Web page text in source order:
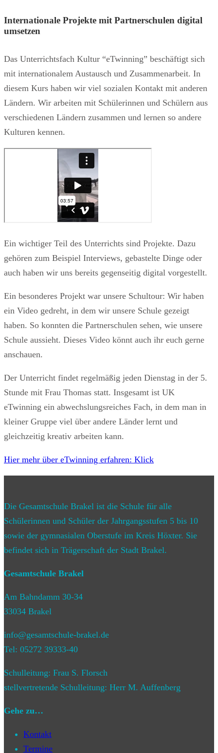
Internationale Projekte mit Partnerschulen digital
umsetzen
Das Unterrichtsfach Kultur “eTwinning” beschäftigt sich
mit internationalem Austausch und Zusammenarbeit. In
diesem Kurs haben wir viel sozialen Kontakt mit anderen
Ländern. Wir arbeiten mit Schülerinnen und Schülern aus
verschiedenen Ländern zusammen und lernen so andere
Kulturen kennen.
Ein wichtiger Teil des Unterrichts sind Projekte. Dazu
gehören zum Beispiel Interviews, gebastelte Dinge oder
auch haben wir uns bereits gegenseitig digital vorgestellt.
Ein besonderes Projekt war unsere Schultour: Wir haben
ein Video gedreht, in dem wir unsere Schule gezeigt
haben. So konnten die Partnerschulen sehen, wie unsere
Schule aussieht. Dieses Video könnt auch ihr euch gerne
anschauen.
Der Unterricht findet regelmäßig jeden Dienstag in der 5.
Stunde mit Frau Thomas statt. Insgesamt ist UK
eTwinning ein abwechslungsreiches Fach, in dem man in
kleiner Gruppe viel über andere Länder lernt und
gleichzeitig kreativ arbeiten kann.
Hier mehr über eTwinning erfahren: Klick
Die Gesamtschule Brakel ist die Schule für alle
Schülerinnen und Schüler der Jahrgangsstufen 5 bis 10
sowie der gymnasialen Oberstufe im Kreis Höxter. Sie
befindet sich in Trägerschaft der Stadt Brakel.
Gesamtschule Brakel
Am Bahndamm 30-34
33034 Brakel
info@gesamtschule-brakel.de
Tel: 05272 39333-40
Schulleitung: Frau S. Florsch
stellvertretende Schulleitung: Herr M. Auffenberg
Gehe zu…
Kontakt
Termine